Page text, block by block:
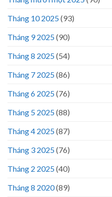
Tháng 10 2025(93)
Tháng 9 2025(90)
Tháng 8 2025(54)
Tháng 7 2025(86)
Tháng 6 2025(76)
Tháng 5 2025(88)
Tháng 4 2025(87)
Tháng 3 2025(76)
Tháng 2 2025(40)
Tháng 8 2020(89)